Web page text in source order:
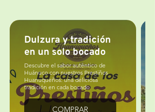
Dulzura y tradición
en un solo bocado
Descubre el sabor auténtico de
Huánuco con nuestros Prestiños
Huanuqueños: una deliciosa
tradición en cada bocado
COMPRAR